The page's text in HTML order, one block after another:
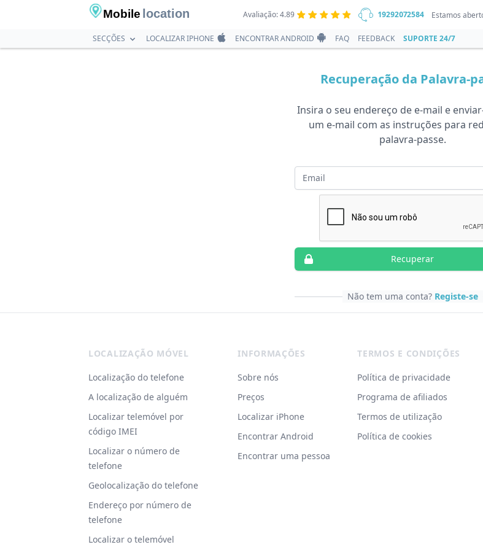
Mobile location Avaliação: 4.89 19292072584 Estamos
SECÇÕES
LOCALIZAR IPHONE ENCONTRAR ANDROID FAQ FEEDBACK SUPORTE 24/7
Recuperação da Palavra-
Insira o seu endereço de e-mail e
um e-mail com as instruções para
palavra-passe.
E-mail
Recuperar
Não tem uma conta? Registe-se
LOCALIZAÇÃO MÓVEL
Localização do telefone
A localização de alguém
Localizar telemóvel por
código IMEI
Localizar o número de
telefone
Geolocalização do telefone
Endereço por número de
telefone
Localizar o telemóvel
INFORMAÇÕES
Sobre nós
Preços
Localizar iPhone
Encontrar Android
Encontrar uma pessoa
TERMOS E CONDIÇÕES
Política de privacidade
Programa de afiliados
Termos de utilização
Política de cookies